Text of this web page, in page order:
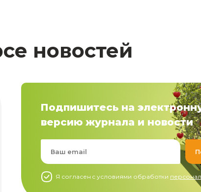
новостей
Подпишитесь на
версию журнала и новости
Я согласен c условиями обработки